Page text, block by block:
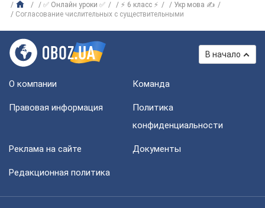
✅ Онлайн уроки ✅ ⚡ 6 класс ⚡
Укр мова ✍
Согласование числительных с существительными
В начало
О компании Команда
Правовая информация
Политика
конфиденциальности
Реклама на сайте Документы
Редакционная политика